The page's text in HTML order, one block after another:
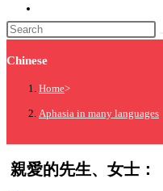
Chinese
Home>
Aphasia in many languages
親愛的先生、女士：